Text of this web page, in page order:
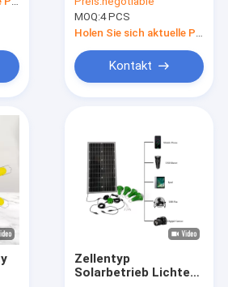
geführtes Birnen-
Bretterbude-Hütten-
Garagen-
Solarsolarlicht
MOQ:4 PCS
Kontakt
Zellentyp
Solarbetrieb Lichte